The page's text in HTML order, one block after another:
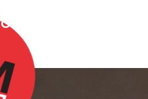
Over Omdenken